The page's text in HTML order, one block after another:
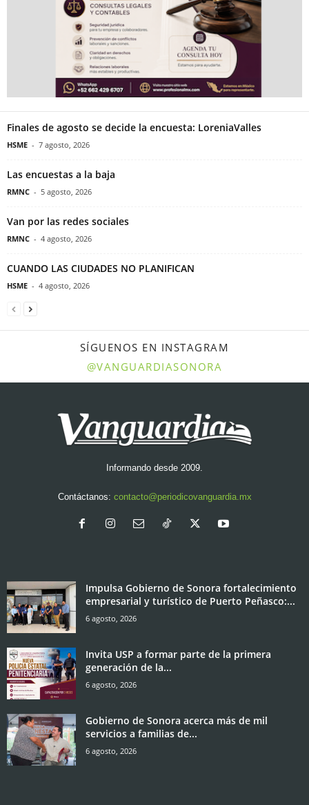
Finales de agosto se decide la encuesta: LoreniaValles
HSME - 7 agosto, 2026
Las encuestas a la baja
RMNC - 5 agosto, 2026
Van por las redes sociales
RMNC - 4 agosto, 2026
CUANDO LAS CIUDADES NO PLANIFICAN
HSME - 4 agosto, 2026
SÍGUENOS EN INSTAGRAM
@VANGUARDIASONORA
Informando desde 2009.
Contáctanos: contacto@periodicovanguardia.mx
Impulsa Gobierno de Sonora fortalecimiento
empresarial y turístico de Puerto Peñasco:...
6 agosto, 2026
Invita USP a formar parte de la primera
generación de la...
6 agosto, 2026
Gobierno de Sonora acerca más de mil
servicios a familias de...
6 agosto, 2026